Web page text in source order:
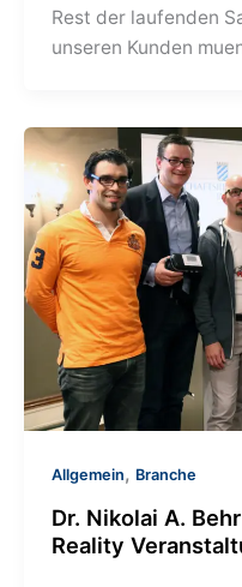
Rest der laufenden
unseren Kunden
Allgemein, Branche
Dr. Nikolai A.
Reality